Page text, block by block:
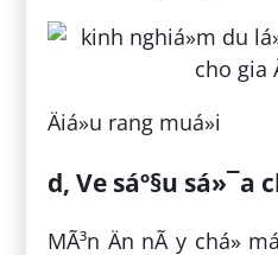
Äiá»u rang muá»i
d, Ve sáº§u sá»¯a
MÃ³n Än nÃ y chá»